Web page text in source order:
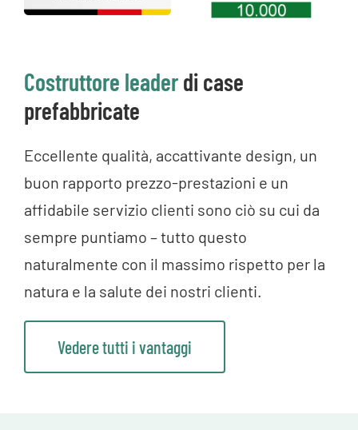
Costruttore leaderdi case
prefabbricate
Eccellente qualità, accattivante design, un
buon rapporto prezzo-prestazioni e un
affidabile servizio clienti sono ciò su cui da
sempre puntiamo – tutto questo
naturalmente con il massimo rispetto per la
natura e la salute dei nostri clienti.
Vedere tutti i vantaggi